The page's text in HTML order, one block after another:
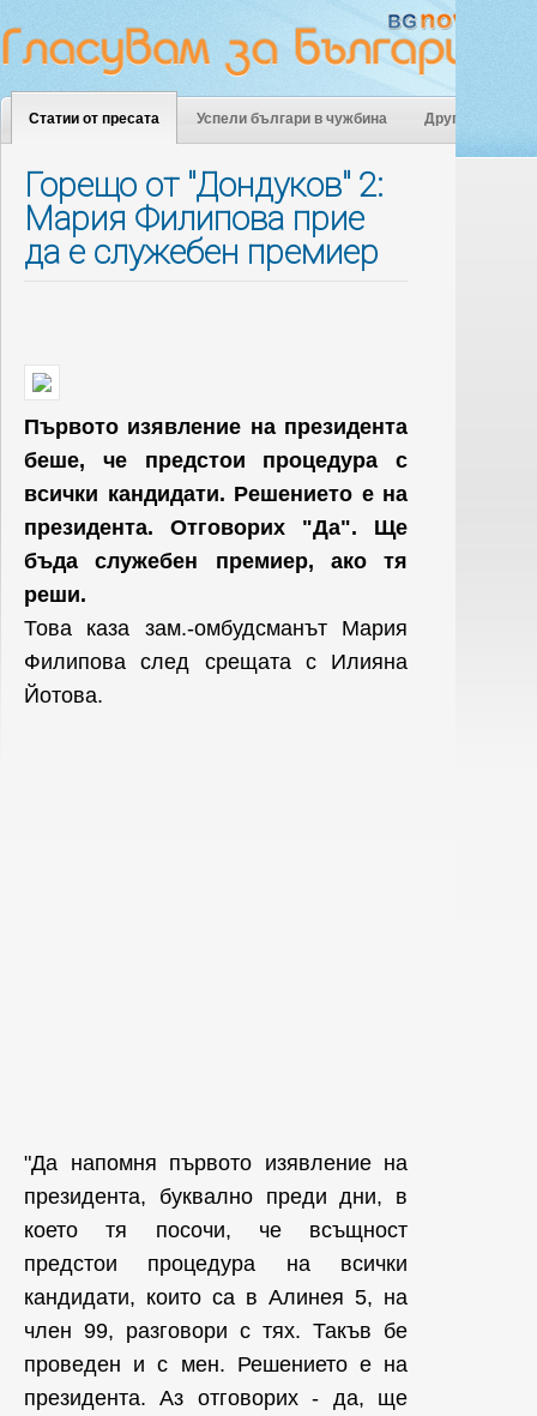
Статии от пресата Успели българи в чужбина Други
Горещо от "Дондуков" 2:
Мария Филипова прие
да е служебен премиер
Първото изявление на президента
беше, че предстои процедура с
всички кандидати. Решението е на
президента. Отговорих "Да". Ще
бъда служебен премиер, ако тя
реши.
Това каза зам.-омбудсманът Мария
Филипова след срещата с Илияна
Йотова.
"Да напомня първото изявление на
президента, буквално преди дни, в
което тя посочи, че всъщност
предстои процедура на всички
кандидати, които са в Алинея 5, на
член 99, разговори с тях. Такъв бе
проведен и с мен. Решението е на
президента. Аз отговорих - да, ще